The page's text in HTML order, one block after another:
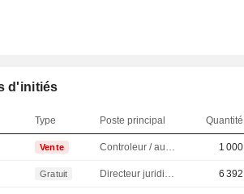
d'initiés
Type Poste principal Quantité
Vente 1 000
Gratuit 6 392